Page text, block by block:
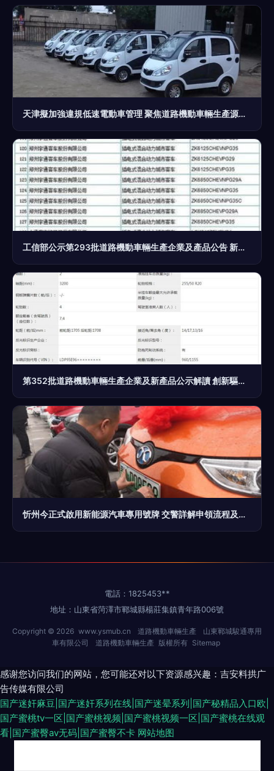
天津擬加強違規低速電動車管理 聚焦道路機動車輛生產源頭治理
工信部公示第293批道路機動車輛生產企業及產品公告 新能源車型目錄成焦點
第352批道路機動車輛生產企業及新產品公示解讀 創新驅動與合規發展并行
忻州今正式啟用新能源汽車專用號牌 交警詳解申領流程及道路機動車輛生產注意事項
電話：1825453**
地址：山東省菏澤市鄆城縣楊莊集鎮青年路006號
Copyright © 2026 www.ysmub.cn 道路機動車輛生產
山東鄆城駿通專用
車有限公司
道路機動車輛生產 版權所有 Sitemap
感谢您访问我们的网站，您可能还对以下资源感兴趣：吉安料拱广
告传媒有限公司
国产迷奸麻豆|国产迷奸系列在线|国产迷晕系列|国产秘精品入口欧|
国产蜜桃tv一区|国产蜜桃视频|国产蜜桃视频一区|国产蜜桃在线观
看|国产蜜臀av无码|国产蜜臀不卡 网站地图